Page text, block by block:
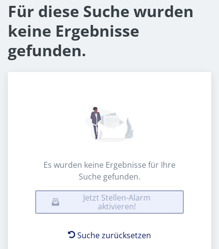
Für diese Suche wurden
keine Ergebnisse
gefunden.
Es wurden keine Ergebnisse für Ihre
Suche gefunden.
Jetzt Stellen-Alarm
aktivieren!
Suche zurücksetzen